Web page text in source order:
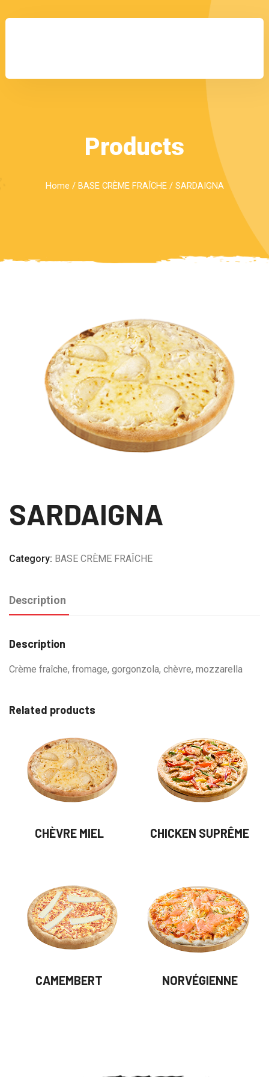
Products
Home / BASE CRÈME FRAÎCHE/ SARDAIGNA
SARDAIGNA
Category: BASE CRÈME FRAÎCHE
Description
Description
Crème fraîche, fromage, gorgonzola, chèvre, mozzarella
Related products
CHÈVRE MIEL CHICKEN SUPRÊME
CAMEMBERT NORVÉGIENNE